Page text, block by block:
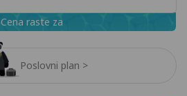
Poslovni plan >
Cena raste za